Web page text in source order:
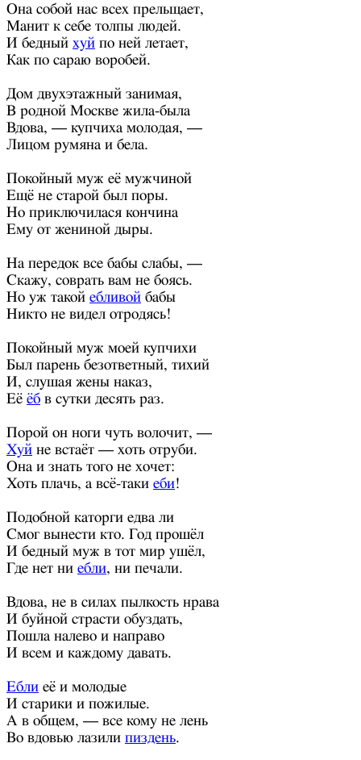
Она собой нас всех прельщает,
Манит к себе толпы людей.
И бедный хуй по ней летает,
Как по сараю воробей.
Дом двухэтажный занимая,
В родной Москве жила-была
Вдова, — купчиха молодая, —
Лицом румяна и бела.
Покойный муж её мужчиной
Ещё не старой был поры.
Но приключилася кончина
Ему от жениной дыры.
На передок все бабы слабы, —
Скажу, соврать вам не боясь.
Но уж такой ебливой бабы
Никто не видел отродясь!
Покойный муж моей купчихи
Был парень безответный, тихий
И, слушая жены наказ,
Её ёб в сутки десять раз.
Порой он ноги чуть волочит, —
Хуй не встаёт — хоть отруби.
Она и знать того не хочет:
Хоть плачь, а всё-таки еби!
Подобной каторги едва ли
Смог вынести кто. Год прошёл
И бедный муж в тот мир ушёл,
Где нет ни ебли, ни печали.
Вдова, не в силах пылкость нрава
И буйной страсти обуздать,
Пошла налево и направо
И всем и каждому давать.
Ебли её и молодые
И старики и пожилые.
А в общем, — все кому не лень
Во вдовью лазили пиздень.